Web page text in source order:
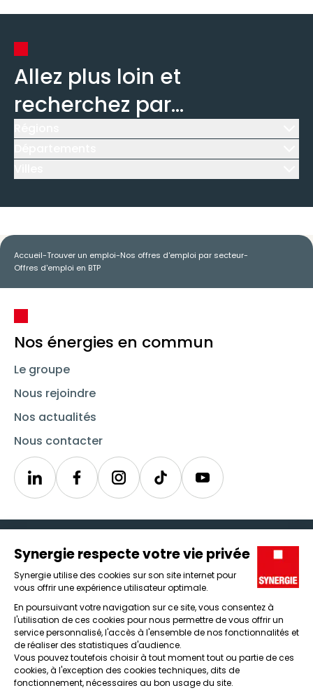
Allez plus loin et
recherchez par...
Accueil-Trouver un emploi-Nos offres d'emploi par secteur-
Offres d'emploi en BTP
Nos énergies en commun
Le groupe
Nous rejoindre
Nos actualités
Nous contacter
LinkedinSynergieInstagramTikTok Youtube
Icône d'illustration
Candidats
Entreprises
Icône d'illustration
Nos agences
Icône d'illustration
Conditions générales d'utilisation et mentions légales
Protection des données
Lanceur d'alertes